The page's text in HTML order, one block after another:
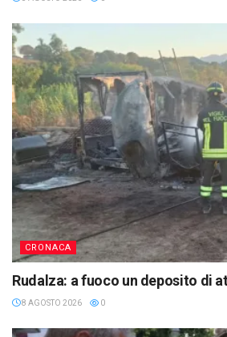
CRONACA
Rudalza: a fuoco un deposito di
8 AGOSTO 2026 0